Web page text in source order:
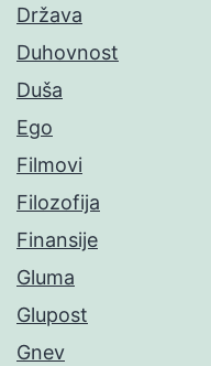
Država
Duhovnost
Duša
Ego
Filmovi
Filozofija
Finansije
Gluma
Glupost
Gnev